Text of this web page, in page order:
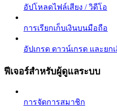
อัปโหลดไฟล์เสียง / วิดีโอ
การเรียกเก็บเงินบนมือถือ
อัปเกรด ดาวน์เกรด และยก
ฟีเจอร์สำหรับผู้ดูแลระบบ
การจัดการสมาชิก